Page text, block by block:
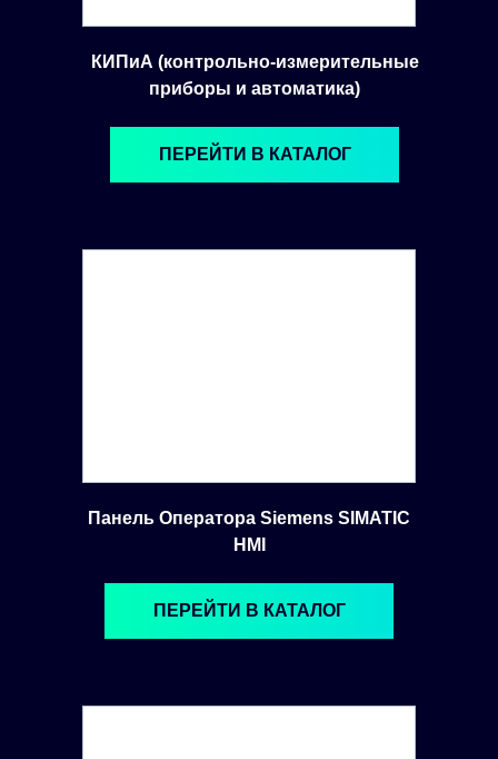
КИПиА (контрольно-измерительные
приборы и автоматика)
Панель Оператора Siemens SIMATIC
HMI
ПЕРЕЙТИ В КАТАЛОГ
ПЕРЕЙТИ В КАТАЛОГ